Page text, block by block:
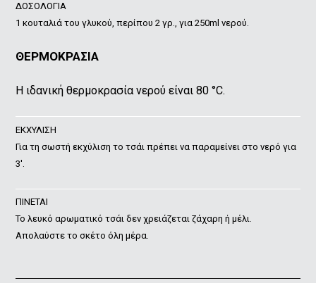
ΔΟΣΟΛΟΓΙΑ
1 κουταλιά του γλυκού, περίπου 2 γρ., για 250ml νερού.
ΘΕΡΜΟΚΡΑΣΙΑ
Η ιδανική θερμοκρασία νερού είναι 80 °C.
ΕΚΧΥΛΙΣΗ
Για τη σωστή εκχύλιση το τσάι πρέπει να παραμείνει στο νερό για
3′.
ΠΙΝΕΤΑΙ
Το λευκό αρωματικό τσάι δεν χρειάζεται ζάχαρη ή μέλι.
Απολαύστε το σκέτο όλη μέρα.